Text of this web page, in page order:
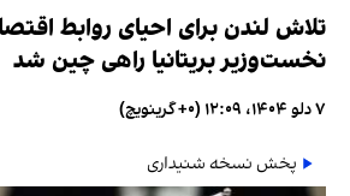
تلاش لندن برای احیای روابط
نخست‌وزیر بریتانیا راهی چین شد
۷ دلو ۱۴۰۴، ۱۲:۰۹ (‎+۰ گرینویچ)
پخش نسخه شنیداری